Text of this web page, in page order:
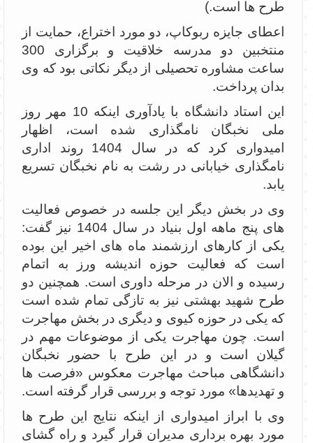
طرح ها است.)
اعطای جایزه ربوکاپ، دو مورد اختراع، حمایت از
منتخبین دو مدرسه خلاقیت و برگزاری 300
ساعت مشاوره تحصیلی از دیگر نکاتی بود که وی
بدان پرداخت.
این استاد دانشگاه با یادآوری اینکه 10 مهر روز
ملی نخبگان نامگذاری شده است، اظهار
امیدواری کرد که در سال 1404 روند اداری
نامگذاری خیابانی در رشت به نام نخبگان تسریع
یابد.
وی در بخش دیگر این جلسه در خصوص فعالیت
های پنج ماهه اول بنیاد در سال 1404 نیز گفت:
یکی از کارهای ارزشمند ماه های اخیر این بوده
است که فعالیت حوزه اندیشه ورز به اتمام
رسیده و الان در مرحله داوری است. همچنین دو
طرح شهید بهشتی نیز به تازگی تمام شده است
که یکی در حوزه کیوی و دیگری در بخش مهاجرت
است. چون مهاجرت یکی از موضوعات مهم در
گیلان است و در این طرح با حضور نخبگان
دانشگاهی مباحث مهاجرت معکوس «فرصت ها
و تهدیدها» مورد توجه و بررسی قرار گرفته است.
وی با ابراز امیدواری از اینکه نتایج این طرح ها
مورد بهره برداری مدیران قرار گیرد و راه گشای